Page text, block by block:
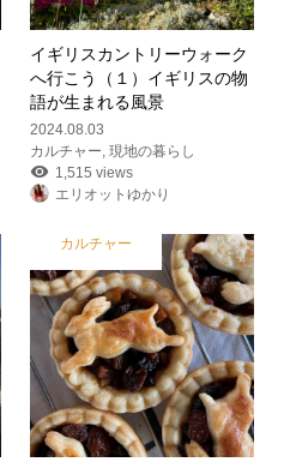
イギリスカントリーウォーク
へ行こう（１）イギリスの物
語が生まれる風景
2024.08.03
カルチャー ,現地の暮らし
1,515 views
エリオットゆかり
カルチャー